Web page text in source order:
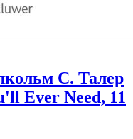
С. Талер
Ever Need, 11